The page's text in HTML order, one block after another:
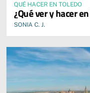
QUÉ HACER EN TOLEDO
¿Qué ver y hacer
SONIA C. J.